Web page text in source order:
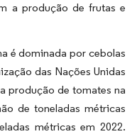
a produção de frutas e
é dominada por cebolas
das Nações Unidas
produção de tomates na
de toneladas métricas
métricas em 2022.